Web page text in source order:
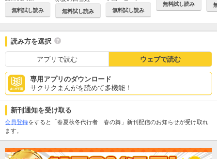
無料試し読み 無料試し読み 無料試し読み
無料試し読み
読み方を選択
アプリで読む ウェブで読む
専用アプリのダウンロード
サクサクまんがを読めて多機能！
新刊通知を受け取る
会員登録をすると「春夏秋冬代行者 春の舞」新刊配信のお知らせが受け取れ
ます。